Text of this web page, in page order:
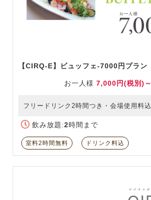
【CIRQ-E】ビュッフェ-7000円プラン
お一人様 7,000円(税別)～
フリードリンク2時間つき・会場使用料込
飲み放題:2時間まで
室料2時間無料 ドリンク料込